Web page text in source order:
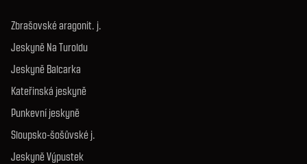
Zbrašovské aragonit. j.
Jeskyně Na Turoldu
Jeskyně Balcarka
Kateřinská jeskyně
Punkevní jeskyně
Sloupsko-šošůvské j.
Jeskyně Výpustek